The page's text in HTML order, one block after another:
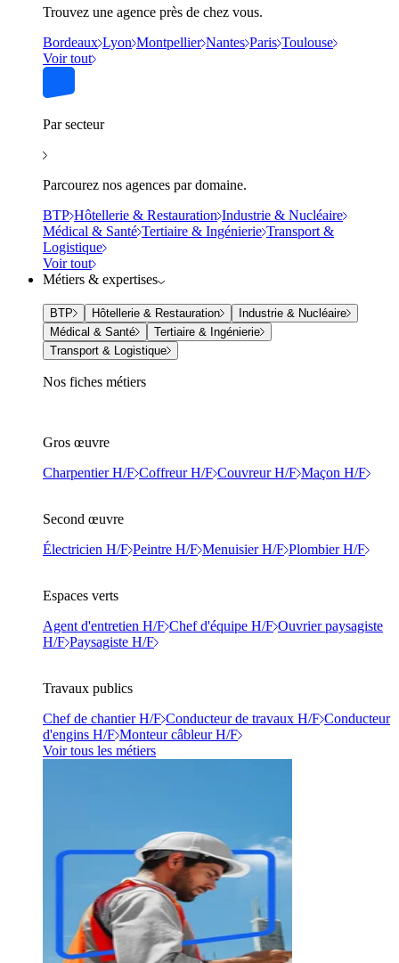
Trouvez une agence près de chez vous.
Bordeaux Lyon Montpellier Nantes Paris Toulouse
Voir tout
Par secteur
Parcourez nos agences par domaine.
BTP Hôtellerie & Restauration Industrie & Nucléaire
Médical & Santé Tertiaire & Ingénierie Transport &
Logistique
Voir tout
Métiers & expertises
BTP Hôtellerie & Restauration
Industrie & Nucléaire
Médical & Santé
Tertiaire & Ingénierie
Transport & Logistique
Nos fiches métiers
Gros œuvre
Charpentier H/F Coffreur H/F Couvreur H/F Maçon H/F
Second œuvre
Électricien H/F Peintre H/F Menuisier H/F Plombier H/F
Espaces verts
Agent d'entretien H/F Chef d'équipe H/F Ouvrier paysagiste
H/F Paysagiste H/F
Travaux publics
Chef de chantier H/F Conducteur de travaux H/F Conducteur
d'engins H/F Monteur câbleur H/F
Voir tous les métiers